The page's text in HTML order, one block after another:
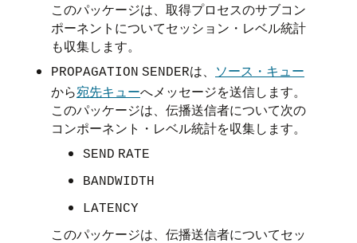
このパッケージは、取得プロセスのサブコン
ポーネントについてセッション・レベル統計
も収集します。
PROPAGATION SENDERは、 ソース・キュー
から宛先キューへメッセージを送信します。
このパッケージは、伝播送信者について次の
コンポーネント・レベル統計を収集します。
SEND RATE
BANDWIDTH
LATENCY
このパッケージは、伝播送信者についてセッ